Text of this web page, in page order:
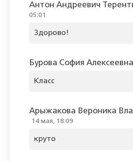
Антон Андреевич
05:01
Здорово!
Бурова София Алексеевна
Класс
Арыжакова Вероника
14 мая, 18:09
круто